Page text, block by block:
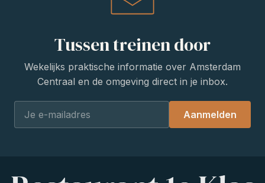
Tussen treinen door
Wekelijks praktische informatie over Amsterdam
Centraal en de omgeving direct in je inbox.
Aanmelden